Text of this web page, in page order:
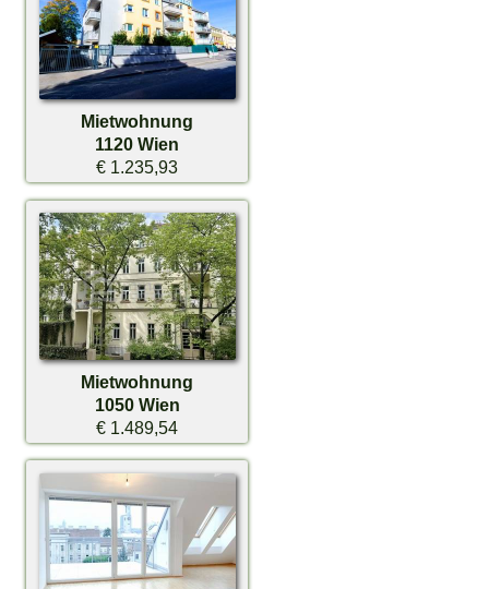
Mietwohnung
1120 Wien
€ 1.235,93
Mietwohnung
1050 Wien
€ 1.489,54